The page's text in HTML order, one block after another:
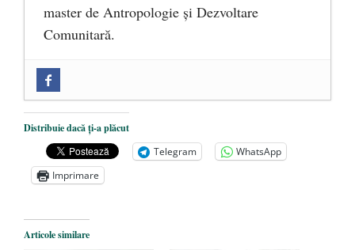
master de Antropologie și Dezvoltare
Comunitară.
Mănăstirea „Sfânta Ana” Rohia. Părintele
Nicolae Steinhardt, comemorat la 102 ani
de la naștere - 29 iulie 2024
„Carnea cultivată” în laborator, tot mai
comercializare în UE
Părintele mărturisitor Constantin
Distribuie dacă ți-a plăcut
Telegram
WhatsApp
Imprimare
Articole similare